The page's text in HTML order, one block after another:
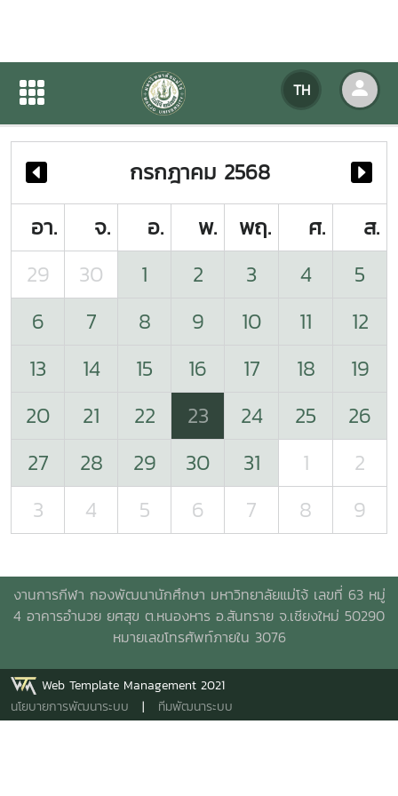
TH
ปฏิทินกิจกรรมของหน่วยงาน
ปฏิทินกิจกรรมของหน่วยงาน
กรกฎาคม 2568
อา.
จ. อ. พ. พฤ. ศ.
ส.
29
30 1 2 3 4
5
6
7 8 9 10 11
12
13
14 15 16 17 18
19
20
21 22 23 24 25
26
27
28 29 30 31 1
2
3
4 5 6 7 8 9
งานการกีฬา กองพัฒนานักศึกษา มหาวิทยาลัยแม่โจ้ เลขที่ 63 หมู่
4 อาคารอำนวย ยศสุข ต.หนองหาร อ.สันทราย จ.เชียงใหม่ 50290
หมายเลขโทรศัพท์ภายใน 3076
Web Template Management 2021
นโยบายการพัฒนาระบบ | ทีมพัฒนาระบบ